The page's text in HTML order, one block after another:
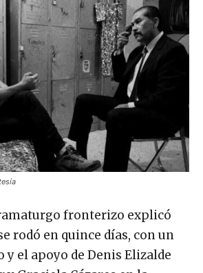
fronterizo explicó
rodó en quince días, con un
y el apoyo de Denis Elizalde